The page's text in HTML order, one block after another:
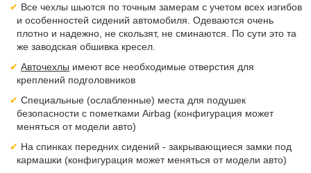
Все чехлы шьются по точным замерам с учетом всех изгибов
и особенностей сидений автомобиля. Одеваются очень
плотно и надежно, не скользят, не сминаются. По сути это та
же заводская обшивка кресел.
Авточехлы имеют все необходимые отверстия для
креплений подголовников
Специальные (ослабленные) места для подушек
безопасности с пометками Airbag (конфигурация может
меняться от модели авто)
На спинках передних сидений - закрывающиеся замки под
кармашки (конфигурация может меняться от модели авто)